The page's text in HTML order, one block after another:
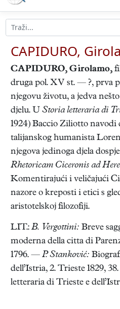
CAPIDURO,
CAPIDURO, Girolamo,
druga pol. XV st. — ?, prva
njegovu životu, a jedva
djelu. U Storia letteraria di
1924) Baccio Ziliotto navodi
talijanskog humanista
njegova jedinoga djela
Rhetoricam Ciceronis ad
Komentirajući i veličajući
nazore o kreposti i etici s
aristotelskoj filozofiji.
LIT.: B. Vergottini: Breve
moderna della citta di
1796. — P. Stanković:
dell’Istria, 2. Trieste 1829,
letteraria di Trieste e